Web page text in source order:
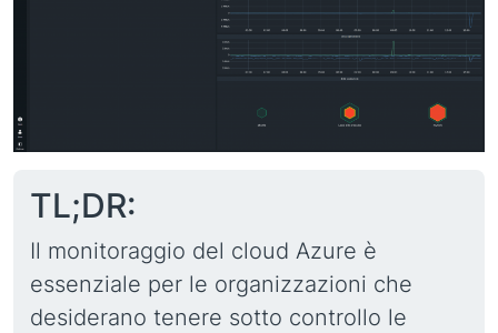
TL;DR:
Il monitoraggio del cloud Azure è
essenziale per le organizzazioni che
desiderano tenere sotto controllo le